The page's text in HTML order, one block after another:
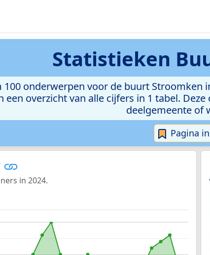
Statistieken
100 onderwerpen voor de buurt
overzicht van alle cijfers in 1 tabel.
deelgemeente of
Pagina
in 2024.